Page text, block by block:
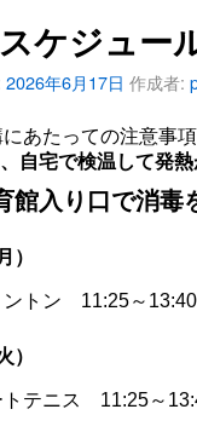
ケジュー
2026年6月17日 作成者:
あたっての注意事
自宅で検温して発
館入り口で消毒
）
ントン 11:25～
）
トテニス 11:25～